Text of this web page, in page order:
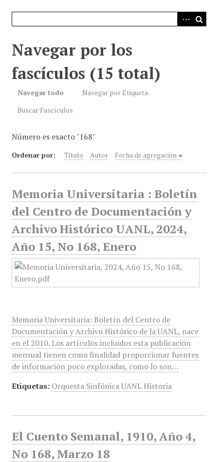
Navegar por los
fascículos (15 total)
Navegar todo
Navegar por Etiqueta
Buscar Fascículos
Número es exacto "168"
Ordenar por: Título Autor Fecha de agregación
Memoria Universitaria : Boletín
del Centro de Documentación y
Archivo Histórico UANL, 2024,
Año 15, No 168, Enero
Memoria Universitaria: Boletín del Centro de
Documentación y Archivo Histórico de la UANL, nace
en el 2010. Los artículos incluidos esta publicación
mensual tienen como finalidad proporcionar fuentes
de información poco exploradas, como lo son…
Etiquetas: Orquesta Sinfónica UANL Historia
El Cuento Semanal, 1910, Año 4,
No 168, Marzo 18